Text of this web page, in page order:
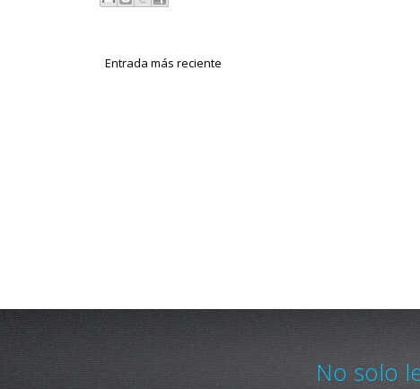
Entrada más reciente
No solo